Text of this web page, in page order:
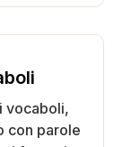
vocaboli,
con parole